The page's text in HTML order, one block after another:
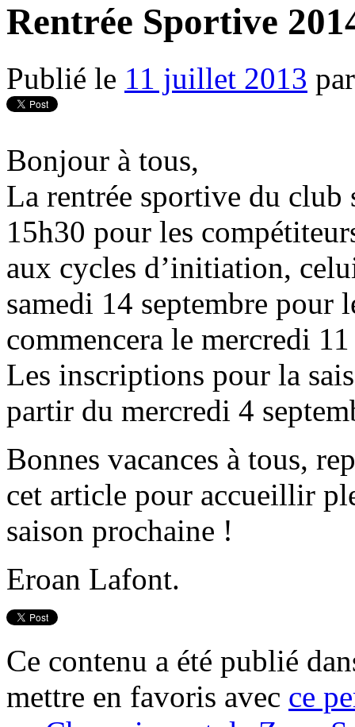
Rentrée Sportive
Publié le 11 juillet 2013 par
Bonjour à tous,
La rentrée sportive du club
15h30 pour les
aux cycles d’initiation,
samedi 14 septembre pour
commencera le mercredi
Les inscriptions pour la
partir du mercredi 4
Bonnes vacances à tous,
cet article pour accueillir
saison prochaine !
Eroan Lafont.
Ce contenu a été publié
mettre en favoris avec ce